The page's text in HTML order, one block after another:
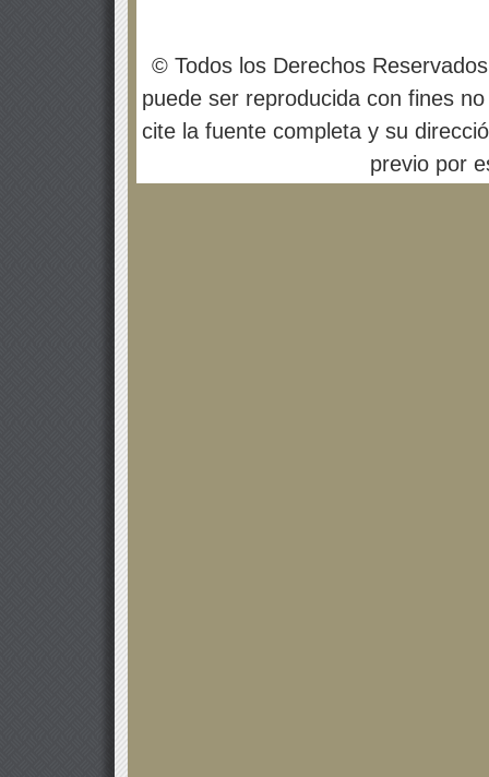
© Todos los Derechos
puede ser reproducida con fines
cite la fuente completa y su
previo por